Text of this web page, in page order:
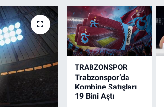
TRABZONSPOR
Trabzonspor’da
Kombine Satışları
19 Bini Aştı